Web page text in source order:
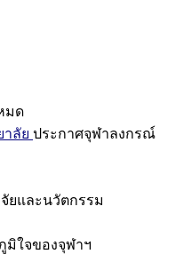
มด
ลัย ประกาศจุฬาลงกรณ์
ยและนวัตกรรม
มิใจของจุฬาฯ